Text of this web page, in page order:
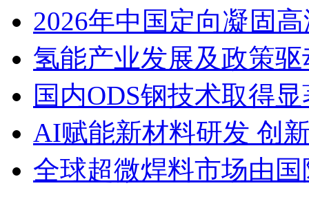
2026年中国定向凝固
氢能产业发展及政策
国内ODS钢技术取得
AI赋能新材料研发 创
全球超微焊料市场由